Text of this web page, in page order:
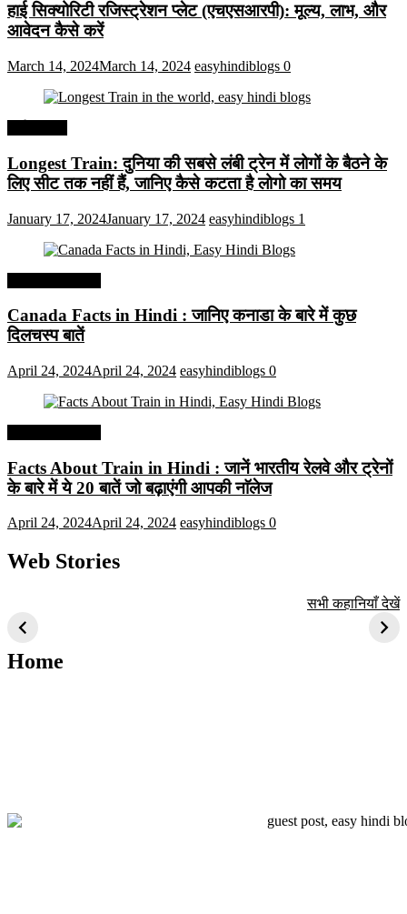
हाई सिक्योरिटी रजिस्ट्रेशन प्लेट (एचएसआरपी): मूल्य, लाभ, और
आवेदन कैसे करें
March 14, 2024March 14, 2024 easyhindiblogs 0
Longest Train: दुनिया की सबसे लंबी ट्रेन में लोगों के बैठने के
लिए सीट तक ​​नहीं हैं, जानिए कैसे कटता है लोगो का समय
January 17, 2024January 17, 2024 easyhindiblogs 1
Canada Facts in Hindi : जानिए कनाडा के बारे में कुछ
दिलचस्प बातें
April 24, 2024April 24, 2024 easyhindiblogs 0
Facts About Train in Hindi : जानें भारतीय रेलवे और ट्रेनों
के बारे में ये 20 बातें जो बढ़ाएंगी आपकी नाॅलेज
April 24, 2024April 24, 2024 easyhindiblogs 0
Web Stories
तकनीक जो आपको
2024 के लिए सीखनी
चाहिए
ऐतिहासिक स्थान
सभी कहानियाँ देखें
Home